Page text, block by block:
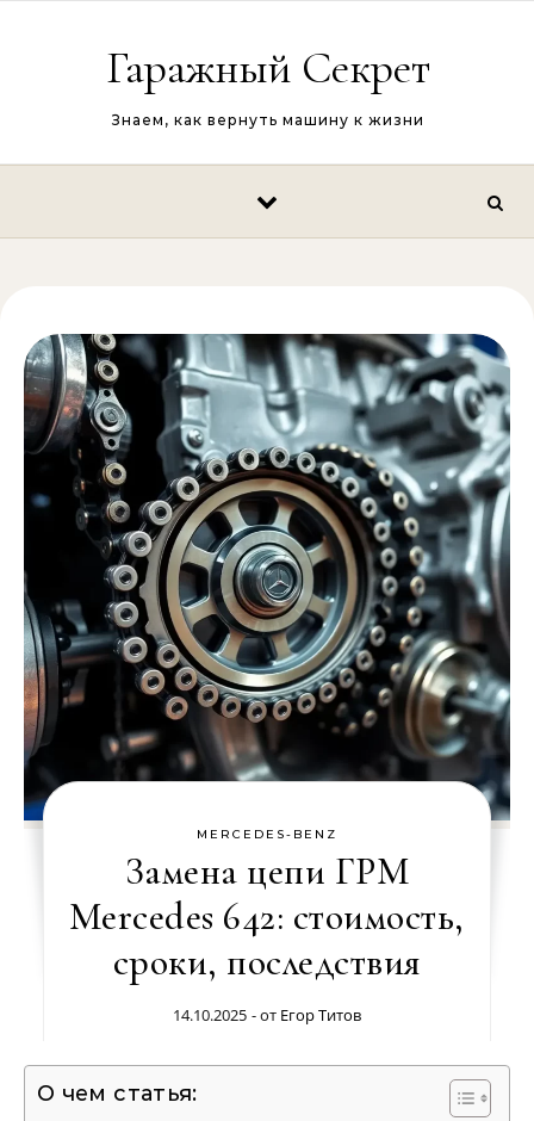
Гаражный Секрет
Знаем, как вернуть машину к жизни
MERCEDES-BENZ
Замена цепи ГРМ
Mercedes 642: стоимость,
сроки, последствия
14.10.2025 - от Егор Титов
О чем статья: